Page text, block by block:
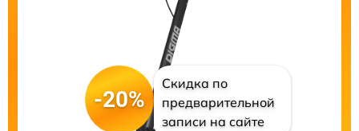
-20%
Скидка по
предварительной
записи на сайте